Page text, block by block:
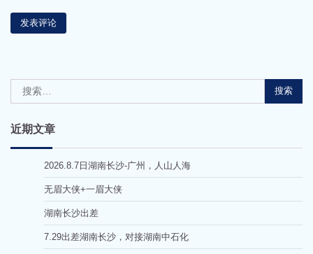
索：
近期文章
2026.8.7日湖南长沙-广州，人山人海
无眉大侠+一眉大侠
湖南长沙出差
7.29出差湖南长沙，对接湖南中石化